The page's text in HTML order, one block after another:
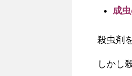
成
殺虫剤
しかし